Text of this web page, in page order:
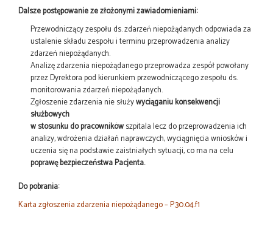
Dalsze postępowanie ze złożonymi zawiadomieniami:
Przewodniczący zespołu ds. zdarzeń niepożądanych odpowiada za
ustalenie składu zespołu i terminu przeprowadzenia analizy
zdarzeń niepożądanych.
Analizę zdarzenia niepożądanego przeprowadza zespół powołany
przez Dyrektora pod kierunkiem przewodniczącego zespołu ds.
monitorowania zdarzeń niepożądanych.
Zgłoszenie zdarzenia nie służywyciąganiu konsekwencji
służbowych
w stosunku do pracownikówszpitala lecz do przeprowadzenia ich
analizy, wdrożenia działań naprawczych, wyciągnięcia wniosków i
uczenia się na podstawie zaistniałych sytuacji, co ma na celu
poprawę bezpieczeństwa Pacjenta.
Do pobrania:
Karta zgłoszenia zdarzenia niepożądanego – P.30.04.f1